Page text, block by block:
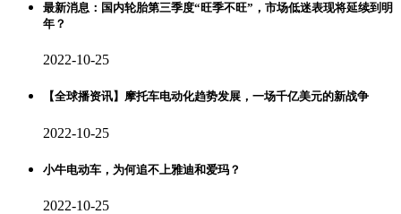
最新消息：国内轮胎第三季度“旺季不旺”，市场低迷表现将延续到明
年？
2022-10-25
【全球播资讯】摩托车电动化趋势发展，一场千亿美元的新战争
2022-10-25
小牛电动车，为何追不上雅迪和爱玛？
2022-10-25